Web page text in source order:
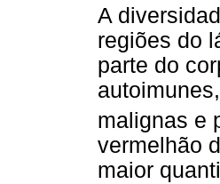
A
regiões do
parte do
malignas e
vermelhão
maior